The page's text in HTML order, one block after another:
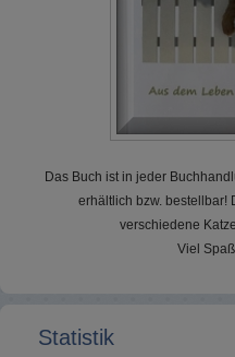
Das Buch ist in jeder
erhältlich bzw. bestellbar!
verschiedene
Viel
Statistik